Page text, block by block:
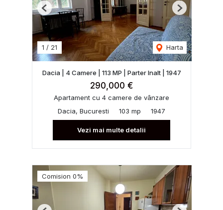
1 / 21 Harta
Previous Next
Dacia | 4 Camere | 113 MP | Parter Inalt | 1947
290,000 €
Apartament cu 4 camere de vânzare
Dacia, Bucuresti
103 mp 1947
Vezi mai multe detalii
Comision 0%